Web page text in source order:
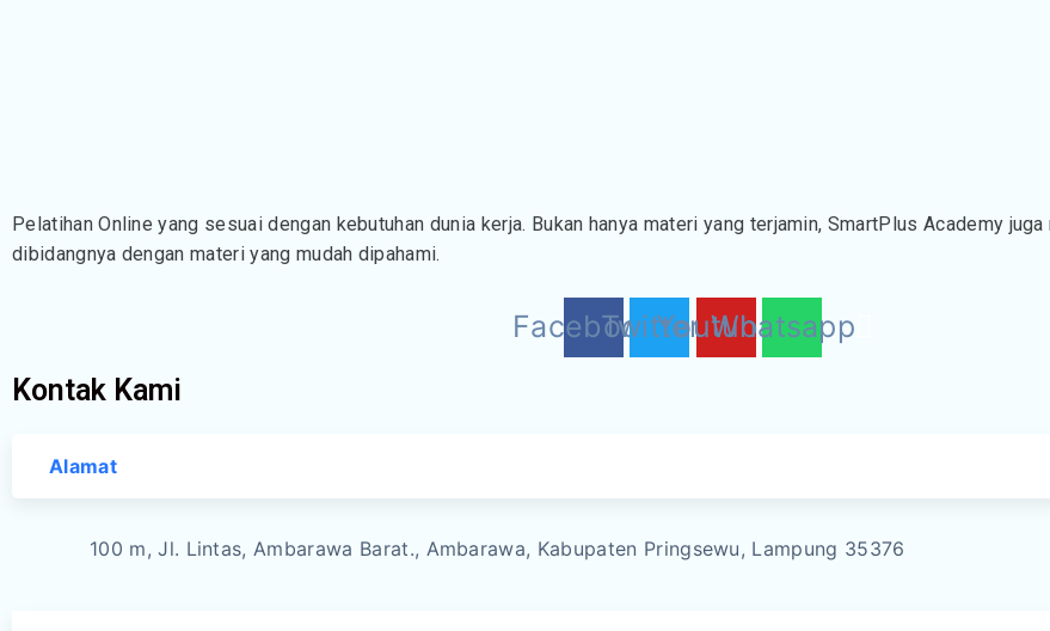
Pelatihan Online yang sesuai dengan kebutuhan dunia kerja. Bukan hanya materi yang terjamin, SmartPlus Academy
dibidangnya dengan materi yang mudah dipahami.
Facebook
TwitterYoutube
Whatsapp
Kontak Kami
Alamat
100 m, Jl. Lintas, Ambarawa Barat., Ambarawa, Kabupaten Pringsewu, Lampung 35376